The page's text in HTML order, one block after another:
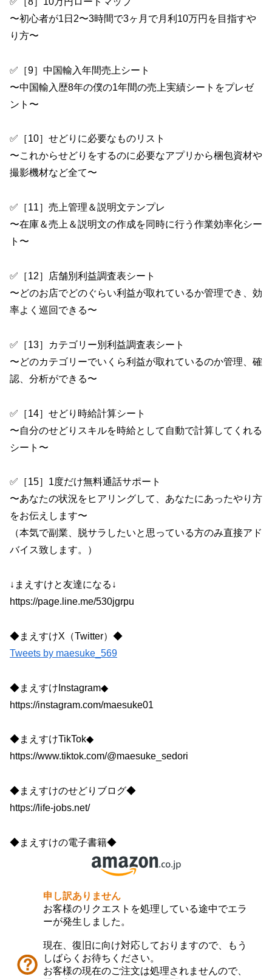
〜初心者が1日2〜3時間で3ヶ月で月利10万円を目指すや
り方〜
✅［9］中国輸入年間売上シート
〜中国輸入歴8年の僕の1年間の売上実績シートをプレゼ
ント〜
✅［10］せどりに必要なものリスト
〜これからせどりをするのに必要なアプリから梱包資材や
撮影機材など全て〜
✅［11］売上管理＆説明文テンプレ
〜在庫＆売上＆説明文の作成を同時に行う作業効率化シー
ト〜
✅［12］店舗別利益調査表シート
〜どのお店でどのぐらい利益が取れているか管理でき、効
率よく巡回できる〜
✅［13］カテゴリー別利益調査表シート
〜どのカテゴリーでいくら利益が取れているのか管理、確
認、分析ができる〜
✅［14］せどり時給計算シート
〜自分のせどりスキルを時給として自動で計算してくれる
シート〜
✅［15］1度だけ無料通話サポート
〜あなたの状況をヒアリングして、あなたにあったやり方
をお伝えします〜
（本気で副業、脱サラしたいと思っている方のみ直接アド
バイス致します。）
↓まえすけと友達になる↓
https://page.line.me/530jgrpu
◆まえすけX（Twitter）◆
Tweets by maesuke_569
◆まえすけInstagram◆
https://instagram.com/maesuke01
◆まえすけTikTok◆
https://www.tiktok.com/@maesuke_sedori
◆まえすけのせどりブログ◆
https://life-jobs.net/
◆まえすけの電子書籍◆